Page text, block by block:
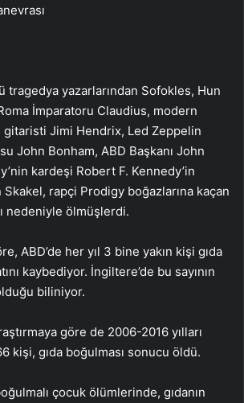
tragedya yazarlarından Sofokles, Hun
İmparatoru Claudius, modern
gitaristi Jimi Hendrix, Led Zeppelin
John Bonham, ABD Başkanı John
kardeşi Robert F. Kennedy’in
Skakel, rapçi Prodigy boğazlarına kaçan
nedeniyle ölmüşlerdi.
ABD’de her yıl 3 bine yakın kişi gıda
kaybediyor. İngiltere’de bu sayının
biliniyor.
göre de 2006-2016 yılları
kişi, gıda boğulması sonucu öldü.
çocuk ölümlerinde, gıdanın